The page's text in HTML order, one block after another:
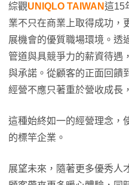
綜觀UNIQLO TAIWAN這15
業不只在商業上取得成功，
展機會的優質職場環境。透
管道與具競爭力的薪資待遇
與承諾。從顧客的正面回饋
經營不應只著重於營收成長
這種始終如一的經營理念，
的標竿企業。
展望未來，隨著更多優秀人